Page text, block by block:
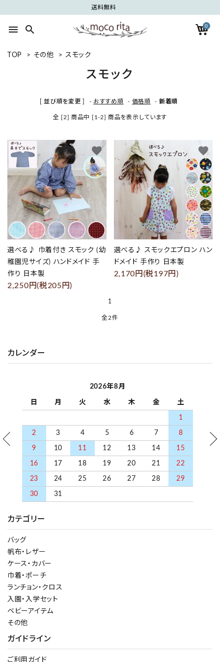
送料無料
menu search 0
ACCOUNT MENU
カテゴリーから探す
グループから探す
ご利用ガイド
プライバシーポリシー
特定商取引法について
お問い合わせ
TOP > その他 > スモック
スモック
[ 並び順を変更 ] - おすすめ順 - 価格順 - 新着順
全 [2] 商品中 [1-2] 商品を表示しています
選べる♪ 巾着付き スモック (幼
稚園児サイズ) ハンドメイド 手
作り 日本製
2,250円(税205円)
favorite
選べる♪ スモックエプロン ハン
ドメイド 手作り 日本製
2,170円(税197円)
favorite
1
全2件
キーワード
カテゴリー
検索する
カテゴリー
バッグ
帆布・レザー
ケース・カバー
巾着・ポーチ
ランチョン・クロス
入園・入学セット
ベビーアイテム
その他
ガイドライン
ご利用ガイド
カレンダー
2026年8月
日 月 火 水 木 金 土
1
2 3 4 5 6 7 8
9 10 11 12 13 14 15
16 17 18 19 20 21 22
23 24 25 26 27 28 29
30 31